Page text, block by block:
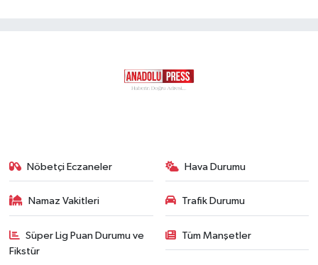
Nöbetçi Eczaneler Hava Durumu
Namaz Vakitleri Trafik Durumu
Süper Lig Puan Durumu ve
Fikstür
Tüm Manşetler